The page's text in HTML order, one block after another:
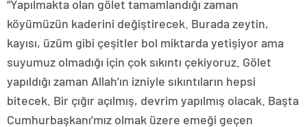
“Yapılmakta olan gölet tamamlandığı zaman
köyümüzün kaderini değiştirecek. Burada zeytin,
kayısı, üzüm gibi çeşitler bol miktarda yetişiyor ama
suyumuz olmadığı için çok sıkıntı çekiyoruz. Gölet
yapıldığı zaman Allah’ın izniyle sıkıntıların hepsi
bitecek. Bir çığır açılmış, devrim yapılmış olacak. Başta
Cumhurbaşkanı’mız olmak üzere emeği geçen